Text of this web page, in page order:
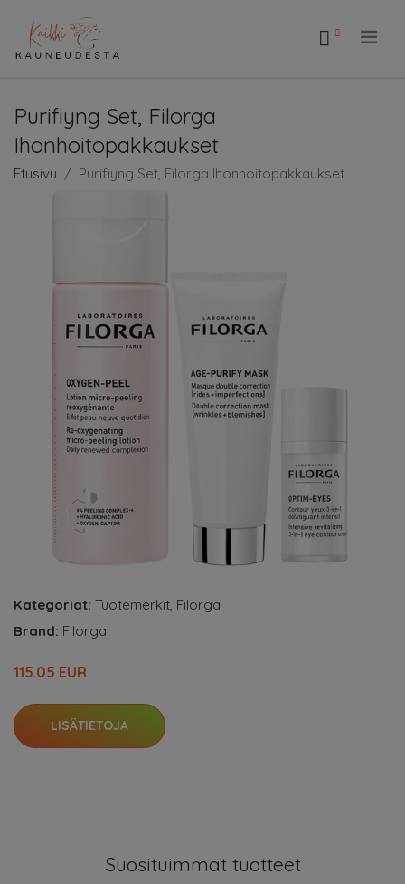
Purifiyng Set, Filorga
Ihonhoitopakkaukset
Etusivu Purifiyng Set, Filorga Ihonhoitopakkaukset
Kategoriat: Tuotemerkit, Filorga
Brand: Filorga
115.05 EUR
LISÄTIETOJA
Suosituimmat tuotteet